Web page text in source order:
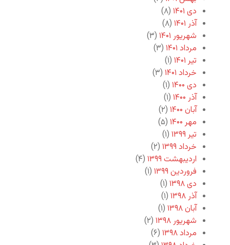
دی ۱۴۰۱
(۸)
آذر ۱۴۰۱
(۸)
شهریور ۱۴۰۱
(۳)
مرداد ۱۴۰۱
(۳)
تیر ۱۴۰۱
(۱)
خرداد ۱۴۰۱
(۳)
دی ۱۴۰۰
(۱)
آذر ۱۴۰۰
(۱)
آبان ۱۴۰۰
(۲)
مهر ۱۴۰۰
(۵)
تیر ۱۳۹۹
(۱)
خرداد ۱۳۹۹
(۲)
اردیبهشت ۱۳۹۹
(۴)
فروردین ۱۳۹۹
(۱)
دی ۱۳۹۸
(۱)
آذر ۱۳۹۸
(۱)
آبان ۱۳۹۸
(۱)
شهریور ۱۳۹۸
(۲)
مرداد ۱۳۹۸
(۶)